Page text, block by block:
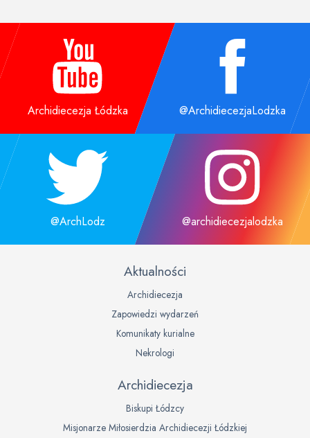
Archidiecezja Łódzka @ArchidiecezjaLodzka
@ArchLodz @archidiecezjalodzka
Aktualności
Archidiecezja
Zapowiedzi wydarzeń
Komunikaty kurialne
Nekrologi
Archidiecezja
Biskupi Łódzcy
Misjonarze Miłosierdzia Archidiecezji Łódzkiej